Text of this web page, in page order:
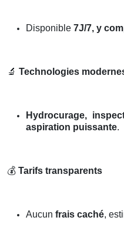
Disponible 7J/7, y
🔬 Technologies
Hydrocurage,
aspiration puissante.
💰 Tarifs transparents
Aucun frais caché,